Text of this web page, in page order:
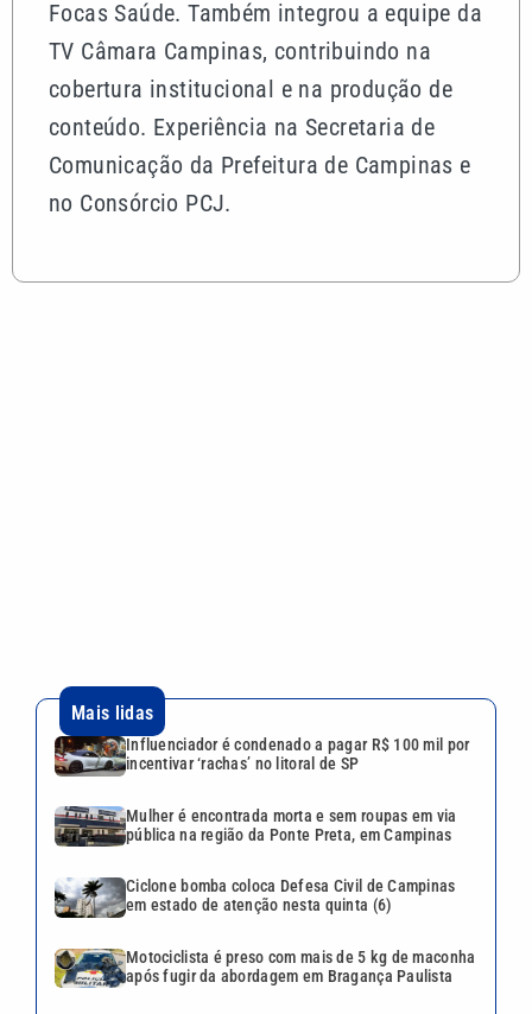
Focas Saúde. Também integrou a equipe da
TV Câmara Campinas, contribuindo na
cobertura institucional e na produção de
conteúdo. Experiência na Secretaria de
Comunicação da Prefeitura de Campinas e
no Consórcio PCJ.
Lula busca nova conversa com Trump após
escalada da crise entre Brasil e EUA
VEJA TAMBÉM
WhatsApp bloqueia centenas
de contas e gera onda de